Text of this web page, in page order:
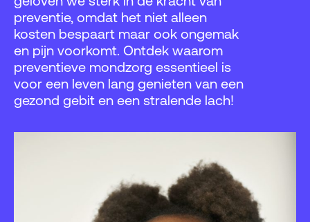
preventie, omdat het niet alleen
kosten bespaart maar ook ongemak
en pijn voorkomt. Ontdek waarom
preventieve mondzorg essentieel is
voor een leven lang genieten van een
gezond gebit en een stralende lach!